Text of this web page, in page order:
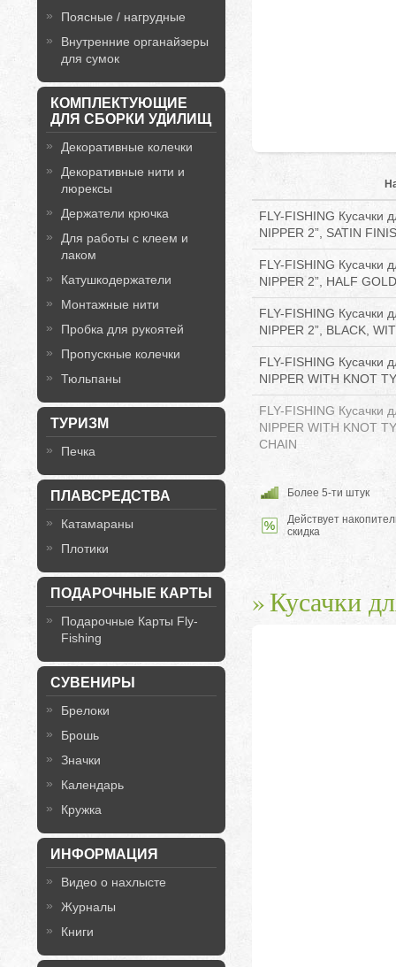
Поясные / нагрудные
Внутренние органайзеры
для сумок
КОМПЛЕКТУЮЩИЕ
ДЛЯ СБОРКИ УДИЛИЩ
Декоративные колечки
Декоративные нити и
люрексы
Держатели крючка
Для работы с клеем и
лаком
Катушкодержатели
Монтажные нити
Пробка для рукоятей
Пропускные колечки
Тюльпаны
ТУРИЗМ
Печка
ПЛАВСРЕДСТВА
Катамараны
Плотики
ПОДАРОЧНЫЕ КАРТЫ
Подарочные Карты Fly-
Fishing
СУВЕНИРЫ
Брелоки
Брошь
Значки
Календарь
Кружка
ИНФОРМАЦИЯ
Видео о нахлысте
Журналы
Книги
FLY-FISHING Кусачки
NIPPER 2”, SATIN
FLY-FISHING Кусачки
NIPPER 2”, HALF
FLY-FISHING Кусачки
NIPPER 2”, BLACK,
FLY-FISHING Кусачки
NIPPER WITH KNOT
FLY-FISHING Кусачки
NIPPER WITH KNOT
CHAIN
Более 5-ти штук
Действует
скидка
Кусачки